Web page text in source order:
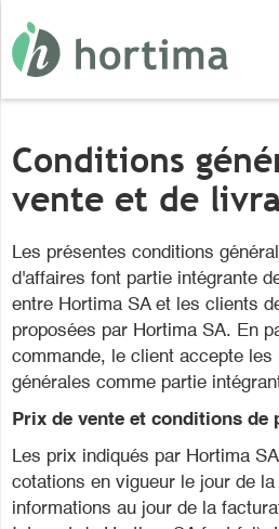
Conditions
vente et de
Les présentes conditions
d'affaires font partie intégrante
entre Hortima SA et les clients
proposées par Hortima SA. En
commande, le client accepte les
générales comme partie
Prix de vente et conditions de
Les prix indiqués par Hortima
cotations en vigueur le jour de
informations au jour de la